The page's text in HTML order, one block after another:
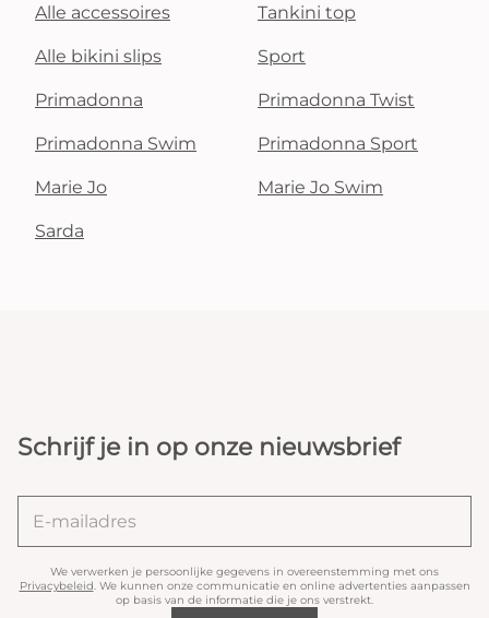
Alle accessoires Tankini top
Alle bikini slips Sport
Primadonna Primadonna Twist
Primadonna Swim Primadonna Sport
Marie Jo Marie Jo Swim
Sarda
Schrijf je in op onze nieuwsbrief
We verwerken je persoonlijke gegevens in overeenstemming met ons
Privacybeleid. We kunnen onze communicatie en online advertenties aanpassen
op basis van de informatie die je ons verstrekt.